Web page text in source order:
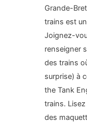
Grande-
trains est
Joignez-
renseigner
des trains
surprise) à
the Tank
trains.
des